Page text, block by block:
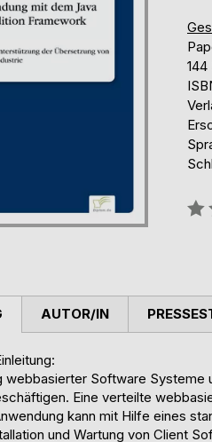
144
webbasierter Software
Eine verteilte
kann mit Hilfe eines
und Wartung von Client
AUTOR/IN